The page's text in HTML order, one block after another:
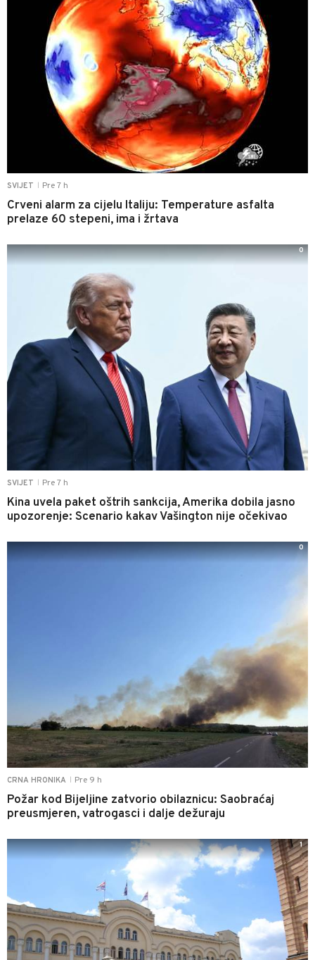
SVIJET Pre 7 h
Crveni alarm za cijelu Italiju: Temperature asfalta
prelaze 60 stepeni, ima i žrtava
SVIJET Pre 7 h
Kina uvela paket oštrih sankcija, Amerika dobila jasno
upozorenje: Scenario kakav Vašington nije očekivao
0
CRNA HRONIKA Pre 9 h
Požar kod Bijeljine zatvorio obilaznicu: Saobraćaj
preusmjeren, vatrogasci i dalje dežuraju
0
1